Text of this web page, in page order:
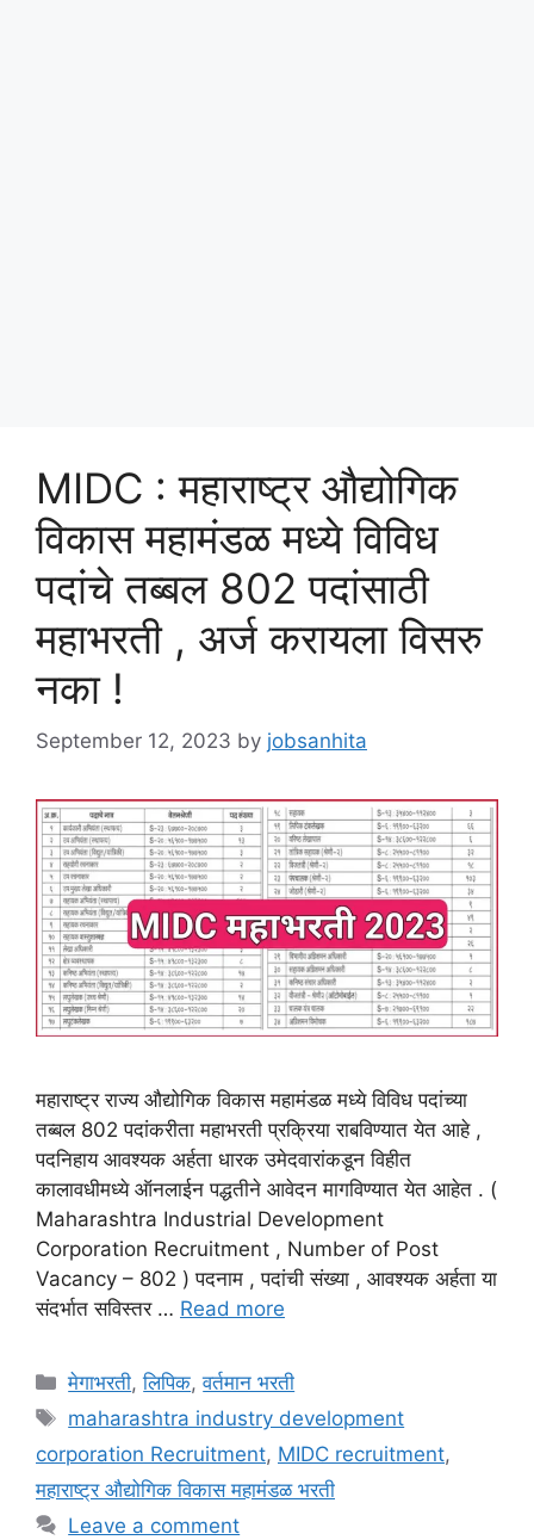
MIDC : महाराष्ट्र औद्योगिक
विकास महामंडळ मध्ये विविध
पदांचे तब्बल 802 पदांसाठी
महाभरती , अर्ज करायला विसरु
नका !
September 12, 2023 by jobsanhita
महाराष्‍ट्र राज्य औद्योगिक विकास महामंडळ मध्ये विविध पदांच्या
तब्बल 802 पदांकरीता महाभरती प्रक्रिया राबविण्यात येत आहे ,
पदनिहाय आवश्यक अर्हता धारक उमेदवारांकडून विहीत
कालावधीमध्ये ऑनलाईन पद्धतीने आवेदन मागविण्यात येत आहेत . (
Maharashtra Industrial Development
Corporation Recruitment , Number of Post
Vacancy – 802 ) पदनाम , पदांची संख्या , आवश्यक अर्हता या
संदर्भात सविस्तर … Read more
Categories
मेगाभरती,लिपिक,वर्तमान भरती
Tags
maharashtra industry development
corporation Recruitment, MIDC recruitment,
महाराष्ट्र औद्योगिक विकास महामंडळ भरती
Leave a comment